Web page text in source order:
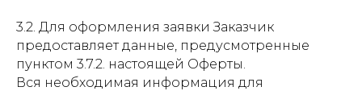
3.2. Для оформления заявки Заказчик
предоставляет данные, предусмотренные
пунктом 3.7.2. настоящей Оферты.
Вся необходимая информация для